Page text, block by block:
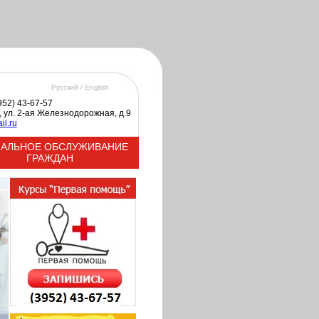
43-67-57
ул. 2-ая Железнодорожная, д.9
Русский / English
ОБСЛУЖИВАНИЕ
ГРАЖДАН